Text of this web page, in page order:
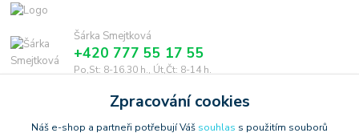
Šárka Smejtková
+420 777 55 17 55
Po,St: 8-16.30 h., Út,Čt: 8-14 h.
smejtkova@trigonmedia.czZpracování cookies
Náš e-shop a partneři potřebují Váš souhlas s použitím souborů